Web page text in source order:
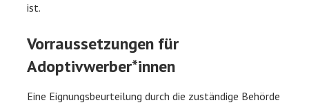
ist.
Vorraussetzungen für
Adoptivwerber*innen
Eine Eignungsbeurteilung durch die zuständige Behörde